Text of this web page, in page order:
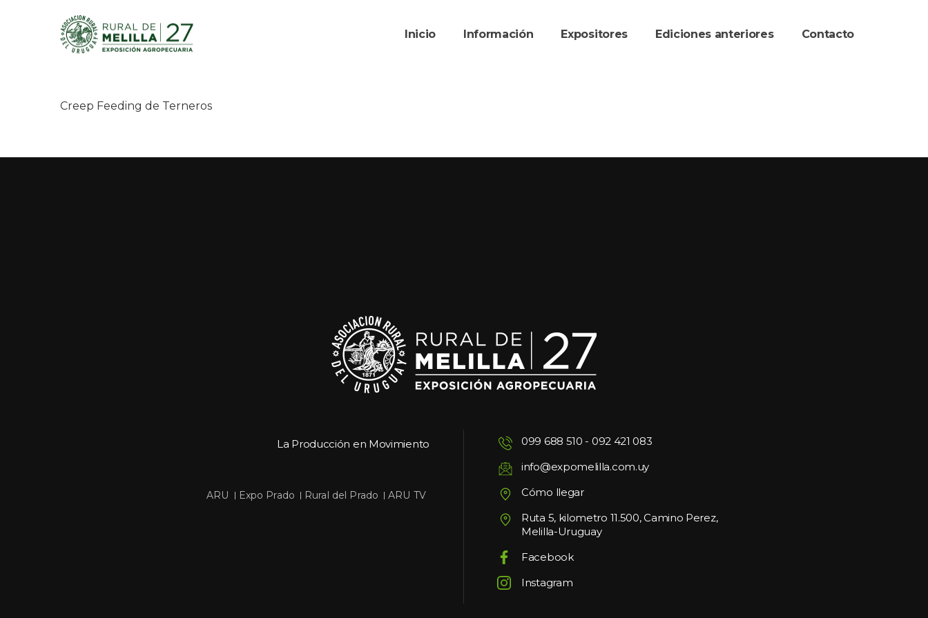
Inicio Información Expositore Ediciones anteriore Contacto
Creep Feeding de Ternero
La Producción en Movimiento
ARU Expo Prado Rural del Prado ARU TV
099 688 510 - 092 421 083
info@expomelilla.com.uy
Cómo llegar
Ruta 5, kilometro 11.500, Camino Perez,
Melilla-Uruguay
Facebook
Instagram